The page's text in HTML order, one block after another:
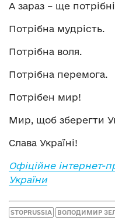
А зараз – ще
Потрібна мудрість.
Потрібна воля.
Потрібна перемога.
Потрібен мир!
Мир, щоб зберегти
Слава Україні!
Офіційне інтернет-
України
STOPRUSSIA ВОЛОДИМИР